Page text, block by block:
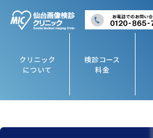
クリニック
について
検診コース
料金